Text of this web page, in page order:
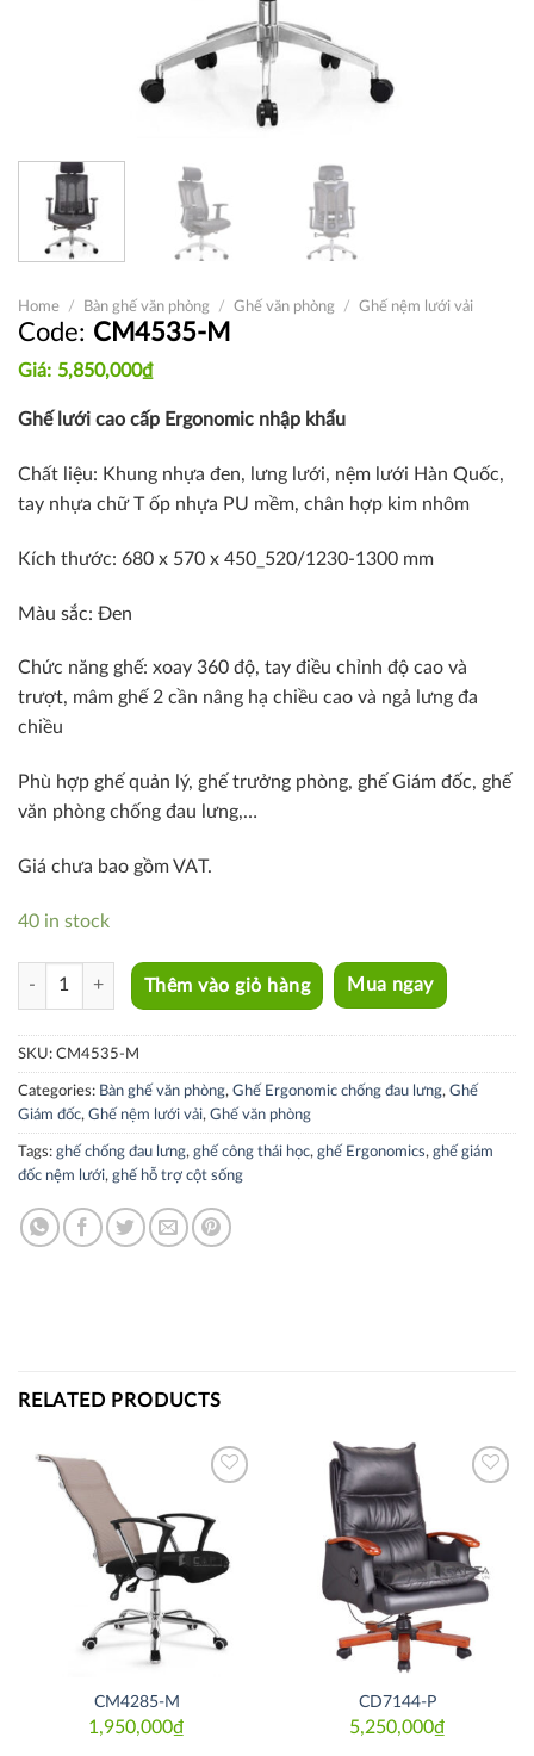
Home / Bàn ghế văn phòng / Ghế văn phòng / Ghế nệm lưới vải
CM4535-M
5,850,000₫
Ghế lưới cao cấp Ergonomic nhập khẩu
Chất liệu: Khung nhựa đen, lưng lưới, nệm lưới Hàn Quốc,
tay nhựa chữ T ốp nhựa PU mềm, chân hợp kim nhôm
Kích thước: 680 x 570 x 450_520/1230-1300 mm
Màu sắc: Đen
Chức năng ghế: xoay 360 độ, tay điều chỉnh độ cao và
trượt, mâm ghế 2 cần nâng hạ chiều cao và ngả lưng đa
chiều
Phù hợp ghế quản lý, ghế trưởng phòng, ghế Giám đốc, ghế
văn phòng chống đau lưng,…
Giá chưa bao gồm VAT.
40 in stock
CM4535-M quantity
Thêm vào giỏ hàng Mua ngay
SKU: CM4535-M
Categories: Bàn ghế văn phòng, Ghế Ergonomic chống đau lưng, Ghế
Giám đốc, Ghế nệm lưới vải, Ghế văn phòng
Tags: ghế chống đau lưng, ghế công thái học, ghế Ergonomics, ghế giám
đốc nệm lưới, ghế hỗ trợ cột sống
RELATED PRODUCTS
Thích
CM4285-M
1,950,000₫
CD7144-P
5,250,000₫